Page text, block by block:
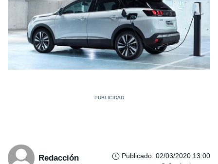
Redacción Publicado: 02/03/2020 13:00